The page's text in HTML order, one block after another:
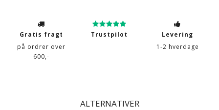
Gratis fragt
på ordrer over
600,-
Trustpilot
Levering
1-2 hverdage
ALTERNATIVER